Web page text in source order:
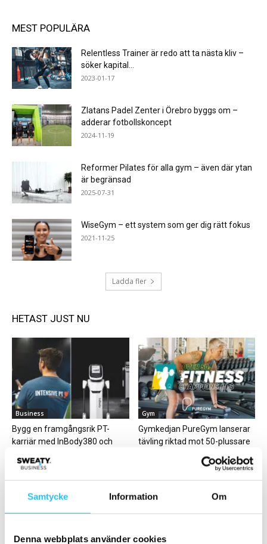
Samtycke Information Om
Denna webbplats använder cookies
MEST POPULÄRA
Relentless Trainer är redo att ta nästa kliv –
söker kapital...
2023-01-17
Zlatans Padel Zenter i Örebro byggs om –
adderar fotbollskoncept
2024-11-19
Reformer Pilates för alla gym – även där ytan
är begränsad
2025-07-31
WiseGym – ett system som ger dig rätt fokus
2021-11-25
Ladda fler
HETAST JUST NU
Business
Bygg en framgångsrik PT-
karriär med InBody380 och
Gym
Gymkedjan PureGym lanserar
tävling riktad mot 50-plussare
Business Produktnyheter